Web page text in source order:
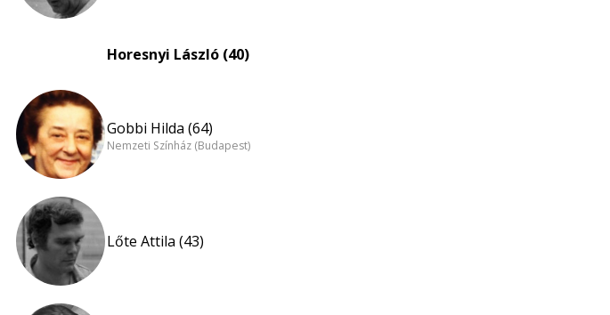
Horesnyi László (40)
Gobbi Hilda (64)
Nemzeti Színház (Budapest)
Lőte Attila (43)